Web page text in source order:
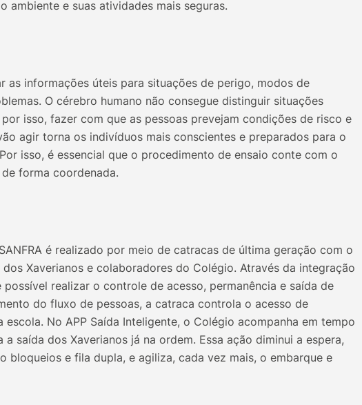
ambiente e suas atividades mais seguras.
informações úteis para situações de perigo, modos de
O cérebro humano não consegue distinguir situações
isso, fazer com que as pessoas prevejam condições de risco e
agir torna os indivíduos mais conscientes e preparados para o
isso, é essencial que o procedimento de ensaio conte com o
forma coordenada.
é realizado por meio de catracas de última geração com o
Xaverianos e colaboradores do Colégio. Através da integração
realizar o controle de acesso, permanência e saída de
do fluxo de pessoas, a catraca controla o acesso de
No APP Saída Inteligente, o Colégio acompanha em tempo
saída dos Xaverianos já na ordem. Essa ação diminui a espera,
bloqueios e fila dupla, e agiliza, cada vez mais, o embarque e